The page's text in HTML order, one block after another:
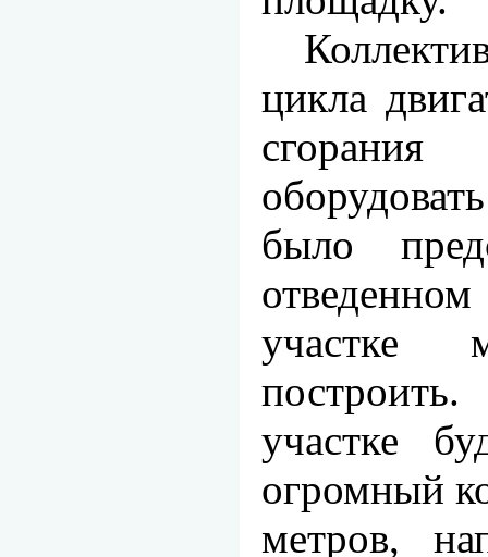
цикла
было
участке
участке
огромный
метров,